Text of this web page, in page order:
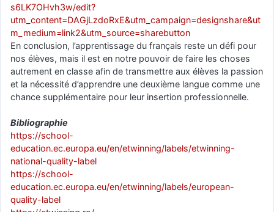
s6LK7OHvh3w/edit?
utm_content=DAGjLzdoRxE&utm_campaign=designshare&ut
m_medium=link2&utm_source=sharebutton
En conclusion, l’apprentissage du français reste un défi pour
nos élèves, mais il est en notre pouvoir de faire les choses
autrement en classe afin de transmettre aux élèves la passion
et la nécessité d’apprendre une deuxième langue comme une
chance supplémentaire pour leur insertion professionnelle.
Bibliographie
https://school-
education.ec.europa.eu/en/etwinning/labels/etwinning-
national-quality-label
https://school-
education.ec.europa.eu/en/etwinning/labels/european-
quality-label